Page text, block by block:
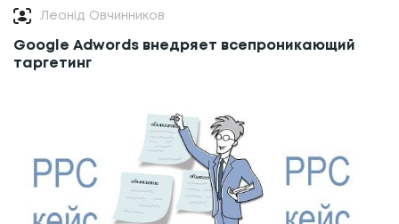
Леонід Овчинников
Google Adwords внедряет всепроникающий
таргетинг